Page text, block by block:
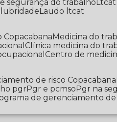
segurança do trabalho
Laudo ltcat
Copacabana
Medicina do
Clínica medicina do
Centro de
de risco Copacabana
pgr
Pgr e pcmso Pgr na
de gerenciamento de